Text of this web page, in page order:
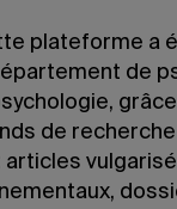
plateforme a
de
de